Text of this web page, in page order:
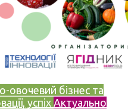
овочевий бізнес та
успіх Актуально